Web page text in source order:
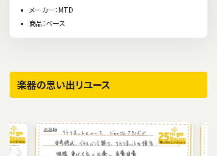
メーカー：MTD
商品：ベース
楽器の思い出リユース